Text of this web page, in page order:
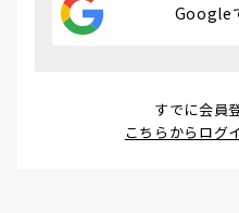
Google
すでに会員
こちらからログ